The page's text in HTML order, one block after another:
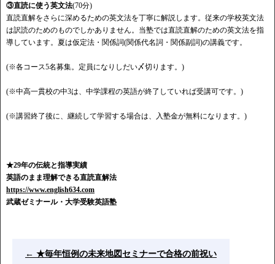
③直読に使う英文法(70分)
直読直解をさらに深めるための英文法を丁寧に解説します。従来の学校英文法
は訳読のためのものでしかありません。当塾では直読直解のための英文法を指
導しています。夏は仮定法・関係詞(関係代名詞・関係副詞)の講義です。
(※各コース5名募集。定員になりしだい〆切ります。)
(※中高一貫校の中3は、中学課程の英語が終了していれば受講可です。)
(※講習終了後に、継続して学習する場合は、入塾金が無料になります。)
★29年の伝統と指導実績
英語のまま理解できる直読直解法
https://www.english634.com
武蔵ゼミナール・大学受験英語塾
← ★毎年恒例の未来地図セミナーで合格の前祝い